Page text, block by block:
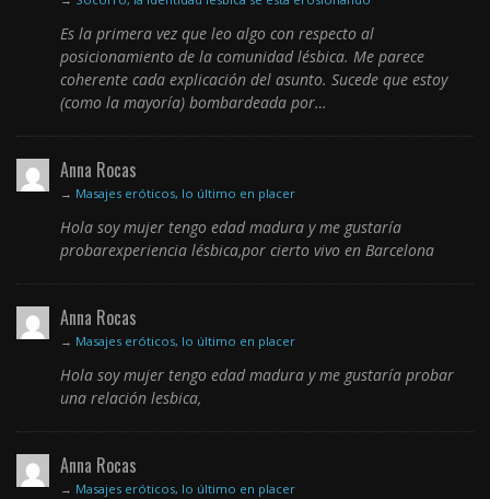
Es la primera vez que leo algo con respecto al
posicionamiento de la comunidad lésbica. Me parece
coherente cada explicación del asunto. Sucede que estoy
(como la mayoría) bombardeada por…
Anna Rocas
→ Masajes eróticos, lo último en placer
Hola soy mujer tengo edad madura y me gustaría
probarexperiencia lésbica,por cierto vivo en Barcelona
Anna Rocas
→ Masajes eróticos, lo último en placer
Hola soy mujer tengo edad madura y me gustaría probar
una relación lesbica,
Anna Rocas
→ Masajes eróticos, lo último en placer